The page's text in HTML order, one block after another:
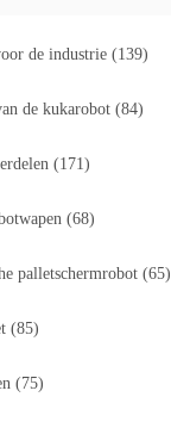
de industrie (139)
de kukarobot (84)
(171)
(68)
palletschermrobot (65)
(85)
(75)